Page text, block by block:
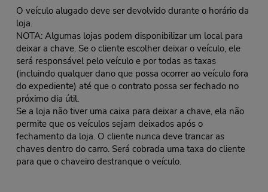
O veículo alugado deve ser devolvido durante o horário da
loja.
NOTA: Algumas lojas podem disponibilizar um local para
deixar a chave. Se o cliente escolher deixar o veículo, ele
será responsável pelo veículo e por todas as taxas
(incluindo qualquer dano que possa ocorrer ao veículo fora
do expediente) até que o contrato possa ser fechado no
próximo dia útil.
Se a loja não tiver uma caixa para deixar a chave, ela não
permite que os veículos sejam deixados após o
fechamento da loja. O cliente nunca deve trancar as
chaves dentro do carro. Será cobrada uma taxa do cliente
para que o chaveiro destranque o veículo.